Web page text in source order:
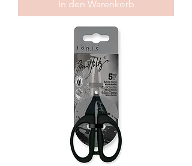
In den Warenkorb